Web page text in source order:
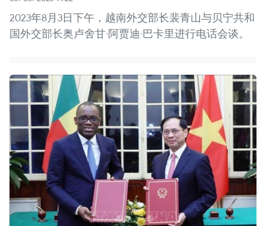
2023年8月3日下午，越南外交部长裴青山与贝宁共和
国外交部长奥卢舍甘·阿贾迪·巴卡里进行电话会谈。​